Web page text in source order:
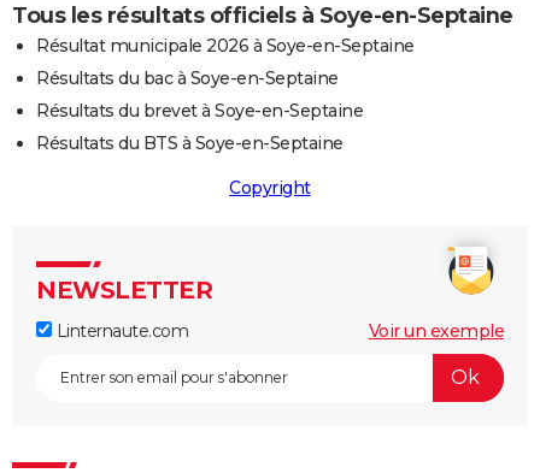
Tous les résultats officiels à Soye-en-Septaine
Résultat municipale 2026 à Soye-en-Septaine
Résultats du bac à Soye-en-Septaine
Résultats du brevet à Soye-en-Septaine
Résultats du BTS à Soye-en-Septaine
Copyright
NEWSLETTER
Linternaute.com Voir un exemple